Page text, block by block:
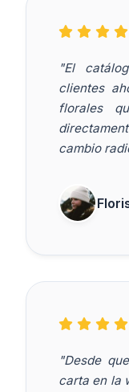
"El
clientes
florales
cambio
"Desde
carta en la